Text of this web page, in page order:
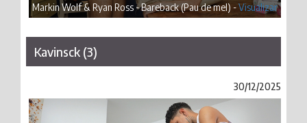
Markin Wolf & Ryan Ross - Bareback (Pau de mel) -Visualizar
Kavinsck (3)
30/12/2025